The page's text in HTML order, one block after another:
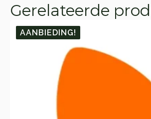
Gerelateerde
AANBIEDING!